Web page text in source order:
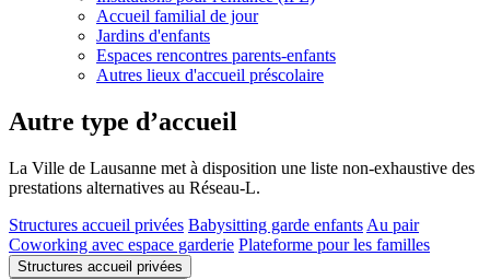
Accueil familial de jour
Jardins d'enfants
Espaces rencontres parents-enfants
Autres lieux d'accueil préscolaire
Autre type d’accueil
La Ville de Lausanne met à disposition une liste non-exhaustive des
prestations alternatives au Réseau-L.
Structures accueil privées Babysitting garde enfants Au pair
Coworking avec espace garderie Plateforme pour les familles
Structures accueil privées